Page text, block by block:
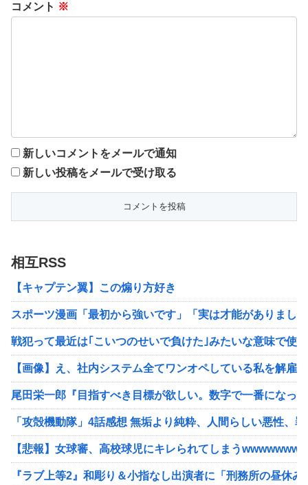
コメント ※
新しいコメントをメールで通知
新しい投稿をメールで受け取る
相互RSS
【キャプテン翼】この煽り方好き
スポーツ漫画「最初から強いです」「実は才能がありまし
戦犯って最近は｢こいつのせいで負けた｣みたいな意味で使
【画像】え、社内システム全てワンオペしている私を解雇
尾田栄一郎『目指すべき目標が欲しい。数字で一番になっ
「攻殻機動隊」4話感想 無垢より純粋、人間らしい悪性
【悲報】女球審、高校球児にキレられてしまう
『ラブ上等2』和彫り＆小指なし出演者に「刑務所の昼休